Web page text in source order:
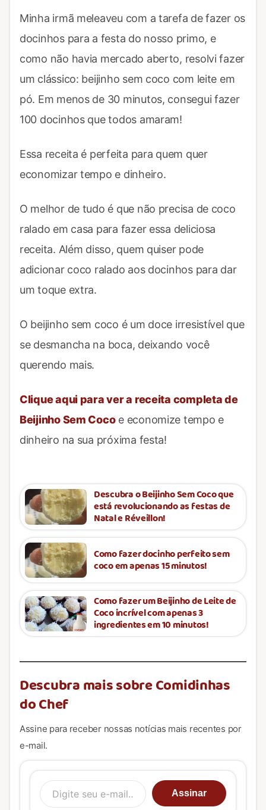
Minha irmã meleaveu com a tarefa de fazer os
docinhos para a festa do nosso primo, e
como não havia mercado aberto, resolvi fazer
um clássico: beijinho sem coco com leite em
pó. Em menos de 30 minutos, consegui fazer
100 docinhos que todos amaram!
Essa receita é perfeita para quem quer
economizar tempo e dinheiro.
O melhor de tudo é que não precisa de coco
ralado em casa para fazer essa deliciosa
receita. Além disso, quem quiser pode
adicionar coco ralado aos docinhos para dar
um toque extra.
O beijinho sem coco é um doce irresistível que
se desmancha na boca, deixando você
querendo mais.
Clique aqui para ver a receita completa de
Beijinho Sem Cocoe economize tempo e
dinheiro na sua próxima festa!
Descubra o Beijinho Sem Coco que
está revolucionando as festas de
Natal e Réveillon!
Como fazer docinho perfeito sem
coco em apenas 15 minutos!
Como fazer um Beijinho de Leite de
Coco incrível com apenas 3
ingredientes em 10 minutos!
Descubra mais sobre Comidinhas
do Chef
Assine para receber nossas notícias mais recentes por
e-mail.
Digite seu e-mail…
Assinar